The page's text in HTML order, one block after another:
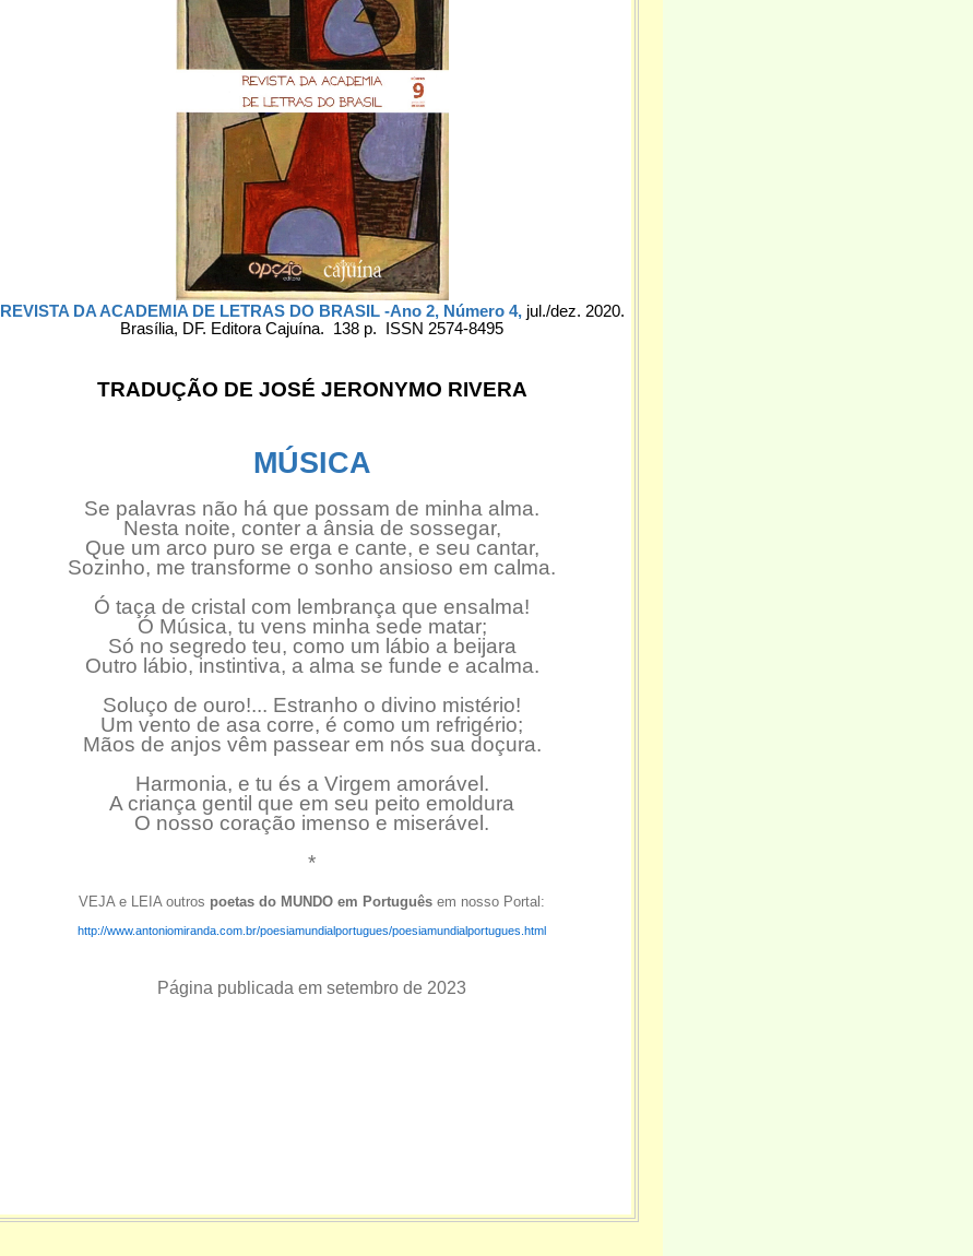
REVISTA DA ACADEMIA DE LETRAS DO BRASIL -Ano 2, Número 4, jul./dez. 2020.
Brasília, DF. Editora Cajuína. 138 p. ISSN 2574-8495
TRADUÇÃO DE JOSÉ JERONYMO RIVERA
MÚSICA
Se palavras não há que possam de minha alma.
Nesta noite, conter a ânsia de sossegar,
Que um arco puro se erga e cante, e seu cantar,
Sozinho, me transforme o sonho ansioso em calma.
Ó taça de cristal com lembrança que ensalma!
Ó Música, tu vens minha sede matar;
Só no segredo teu, como um lábio a beijara
Outro lábio, instintiva, a alma se funde e acalma.
Soluço de ouro!... Estranho o divino mistério!
Um vento de asa corre, é como um refrigério;
Mãos de anjos vêm passear em nós sua doçura.
Harmonia, e tu és a Virgem amorável.
A criança gentil que em seu peito emoldura
O nosso coração imenso e miserável.
*
VEJA e LEIA outros poetas do MUNDO em Português em nosso Portal:
http://www.antoniomiranda.com.br/poesiamundialportugues/poesiamundialportugues.html
Página publicada em setembro de 2023